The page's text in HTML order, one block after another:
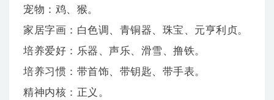
宠物：鸡、猴。
家居字画：白色调、青铜器、珠宝、元亨利贞。
培养爱好：乐器、声乐、滑雪、撸铁。
培养习惯：带首饰、带钥匙、带手表。
精神内核：正义。